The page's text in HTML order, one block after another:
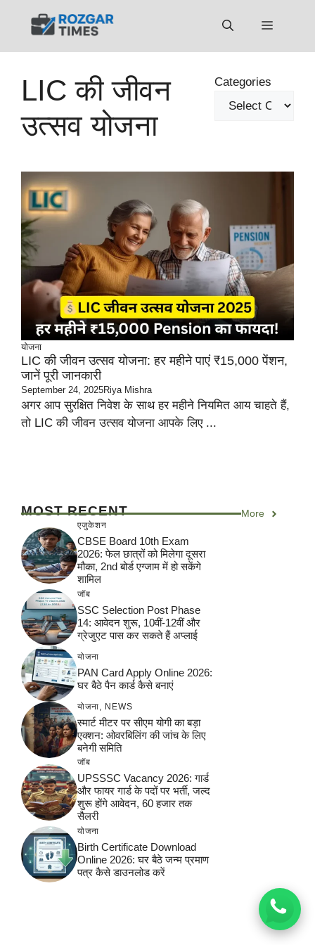
Menu
LIC की जीवन
उत्सव योजना
Categories
योजना
LIC की जीवन उत्सव योजना: हर महीने पाएं ₹15,000 पेंशन,
जानें पूरी जानकारी
September 24, 2025Riya Mishra
अगर आप सुरक्षित निवेश के साथ हर महीने नियमित आय चाहते हैं,
तो LIC की जीवन उत्सव योजना आपके लिए ...
MOST RECENT More
एजुकेशन
CBSE Board 10th Exam
2026: फेल छात्रों को मिलेगा दूसरा
मौका, 2nd बोर्ड एग्जाम में हो सकेंगे
शामिल
जॉब
SSC Selection Post Phase
14: आवेदन शुरू, 10वीं-12वीं और
ग्रेजुएट पास कर सकते हैं अप्लाई
योजना
PAN Card Apply Online 2026:
घर बैठे पैन कार्ड कैसे बनाएं
योजना NEWS
स्मार्ट मीटर पर सीएम योगी का बड़ा
एक्शन: ओवरबिलिंग की जांच के लिए
बनेगी समिति
जॉब
UPSSSC Vacancy 2026: गार्ड
और फायर गार्ड के पदों पर भर्ती, जल्द
शुरू होंगे आवेदन, 60 हजार तक
सैलरी
योजना
Birth Certificate Download
Online 2026: घर बैठे जन्म प्रमाण
पत्र कैसे डाउनलोड करें